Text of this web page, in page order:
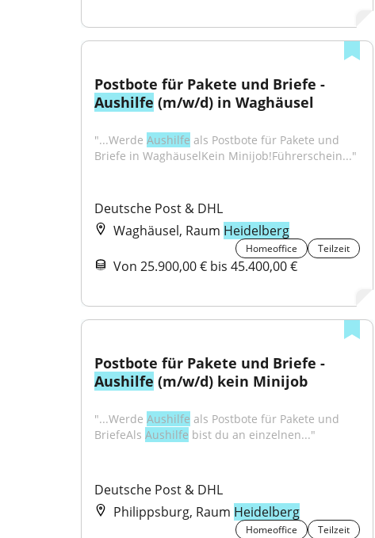
Aushilfe (m/w/d) in Waghäusel
"...Werde Aushilfe als Postbote für Pakete und
Briefe in WaghäuselKein Minijob!Führerschein..."
Deutsche Post & DHL
Waghäusel, Raum Heidelberg
Homeoffice Teilzeit
Von 25.900,00 € bis 45.400,00 €
Aushilfe (m/w/d) kein Minijob
"...Werde Aushilfe als Postbote für Pakete und
BriefeAls Aushilfe bist du an einzelnen..."
Deutsche Post & DHL
Philippsburg, Raum Heidelberg
Homeoffice Teilzeit